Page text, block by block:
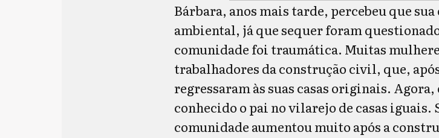
Bárbara, anos mais tarde, percebeu que
ambiental, já que sequer foram
comunidade foi traumática. Muitas
trabalhadores da construção civil, que,
regressaram às suas casas originais.
conhecido o pai no vilarejo de casas iguais.
comunidade aumentou muito após a